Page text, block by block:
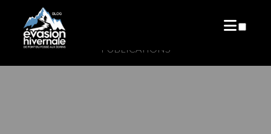
PUBLICATIONS